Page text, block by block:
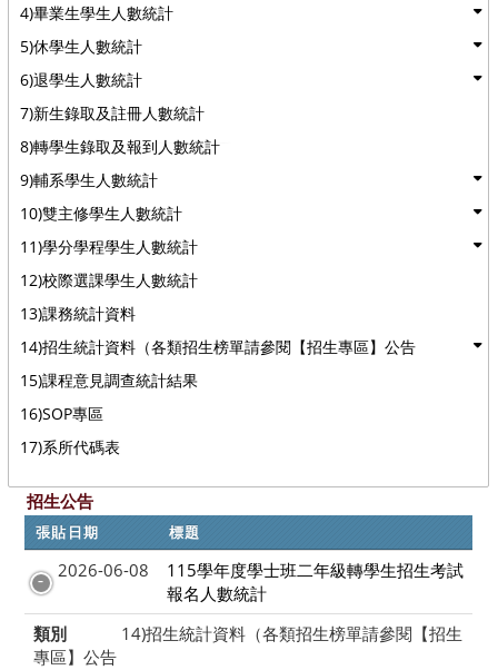
4)畢業生學生人數統計
5)休學生人數統計
6)退學生人數統計
7)新生錄取及註冊人數統計
8)轉學生錄取及報到人數統計
9)輔系學生人數統計
10)雙主修學生人數統計
11)學分學程學生人數統計
12)校際選課學生人數統計
13)課務統計資料
14)招生統計資料（各類招生榜單請參閱【招生專區】公告
15)課程意見調查統計結果
16)SOP專區
17)系所代碼表
招生公告
張貼日期 標題
2026-06-08
115學年度學士班二年級轉學生招生考試
報名人數統計
類別
14)招生統計資料（各類招生榜單請參閱【招生
專區】公告